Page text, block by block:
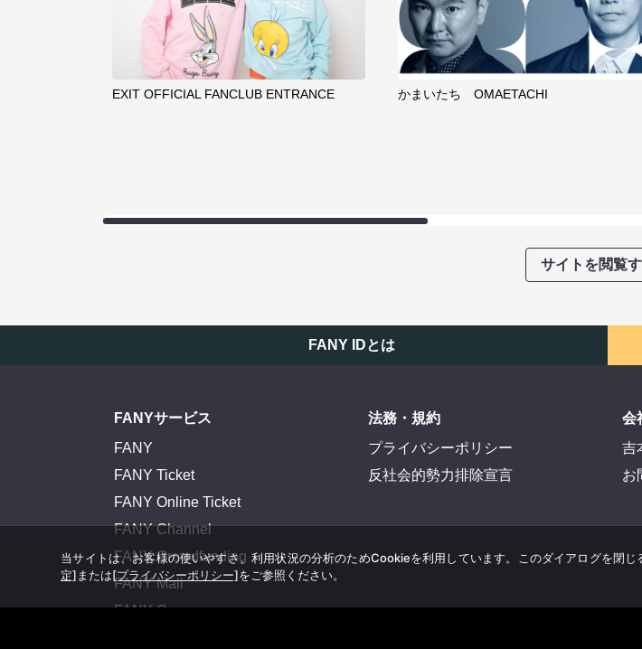
EXIT OFFICIAL FANCLUB ENTRANCE
かまいたち OMAETACHI
サイトを閲覧
FANY IDとは
FANYサービス
FANY
FANY Ticket
FANY Online Ticket
FANY Channel
FANY Crowdfunding
FANY Mall
FANY Commu
法務・規約
プライバシーポリシー
反社会的勢力排除宣言
会
吉
お
当サイトは、お客様の使いやすさ、利用状況の分析のためCookieを利用しています。このダイアログを閉
定] または[プライバシーポリシー]をご参照ください。